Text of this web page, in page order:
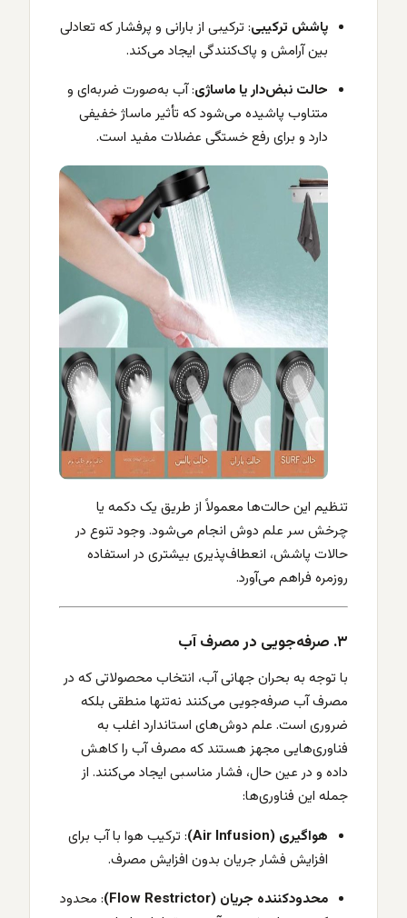
پاشش ترکیبی: ترکیبی از بارانی و پرفشار که تعادلی
بین آرامش و پاک‌کنندگی ایجاد می‌کند.
حالت نبض‌دار یا ماساژی: آب به‌صورت ضربه‌ای و
متناوب پاشیده می‌شود که تأثیر ماساژ خفیفی
دارد و برای رفع خستگی عضلات مفید است.
تنظیم این حالت‌ها معمولاً از طریق یک دکمه یا
چرخش سر علم دوش انجام می‌شود. وجود تنوع در
حالات پاشش، انعطاف‌پذیری بیشتری در استفاده
روزمره فراهم می‌آورد.
۳. صرفه‌جویی در مصرف آب
با توجه به بحران جهانی آب، انتخاب محصولاتی که در
مصرف آب صرفه‌جویی می‌کنند نه‌تنها منطقی بلکه
ضروری است. علم دوش‌های استاندارد اغلب به
فناوری‌هایی مجهز هستند که مصرف آب را کاهش
داده و در عین حال، فشار مناسبی ایجاد می‌کنند. از
جمله این فناوری‌ها:
هواگیری (Air Infusion)
: ترکیب هوا با آب برای
افزایش فشار جریان بدون افزایش مصرف.
محدودکننده جریان (Flow Restrictor)
: محدود